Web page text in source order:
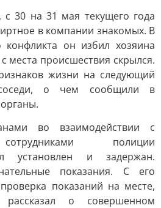
с 30 на 31 мая текущего года
в компании знакомых. В
он избил хозяина
места происшествия скрылся.
жизни на следующий
о чем сообщили в
во взаимодействии с
полиции
установлен и задержан.
показания. С его
показаний на месте,
о совершенном